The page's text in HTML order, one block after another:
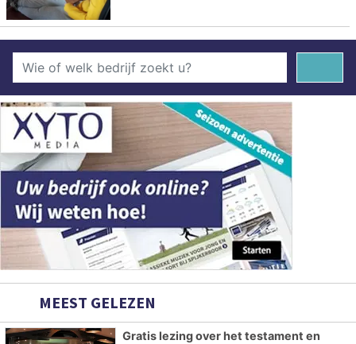
MEEST GELEZEN
Gratis lezing over het testament en